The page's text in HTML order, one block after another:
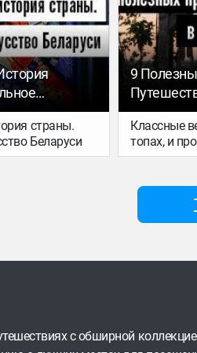
страны.
Беларуси
9
Классные
топах, и
мы не
стран
с обширной